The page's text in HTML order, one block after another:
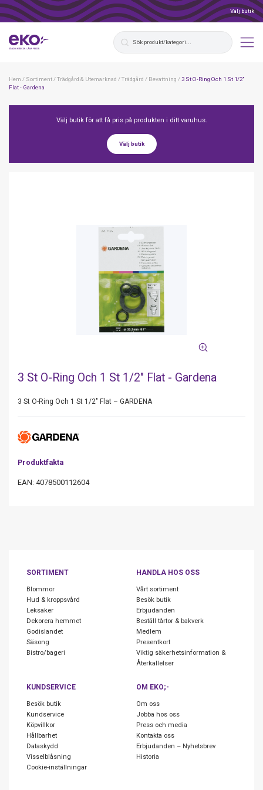
Välj butik
Hem / Sortiment/Trädgård & Utemarknad /Trädgård / Bevattning /3 St O-Ring Och 1 St 1/2"
Flat - Gardena
Välj butik för att få pris på produkten i ditt varuhus.
Välj butik
3 St O-Ring Och 1 St 1/2" Flat - Gardena
3 St O-Ring Och 1 St 1/2″ Flat – GARDENA
Produktfakta
EAN: 4078500112604
SORTIMENT
Blommor
Hud & kroppsvård
Leksaker
Dekorera hemmet
Godislandet
Säsong
Bistro/bageri
HANDLA HOS OSS
Vårt sortiment
Besök butik
Erbjudanden
Beställ tårtor & bakverk
Medlem
Presentkort
Viktig säkerhetsinformation &
Återkallelser
KUNDSERVICE
Besök butik
Kundservice
Köpvillkor
Hållbarhet
Dataskydd
Visselblåsning
Cookie-inställningar
OM EKO;-
Om oss
Jobba hos oss
Press och media
Kontakta oss
Erbjudanden – Nyhetsbrev
Historia